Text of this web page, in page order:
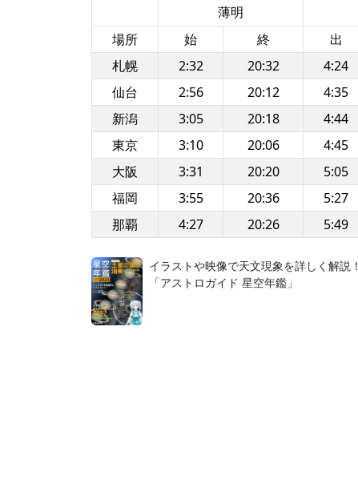
薄明
場所
始 終 出
札幌
2:32 20:32 4:24
仙台
2:56 20:12 4:35
新潟
3:05 20:18 4:44
東京
3:10 20:06 4:45
大阪
3:31 20:20 5:05
福岡
3:55 20:36 5:27
那覇
4:27 20:26 5:49
イラストや映像で天文現象を詳しく解説！
「アストロガイド 星空年鑑」